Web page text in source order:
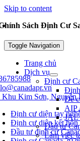
Skip to content
Toggle Navigation
Trang chủ
Dịch vụ
Định cư
Định
Đề
AIP
JAL
Đầu tư
Làm việc
Sách Định Cư
Khu Kim Sơn,
Định cư diện tay
Định cư diện kết hôn
Đầu tư định cư